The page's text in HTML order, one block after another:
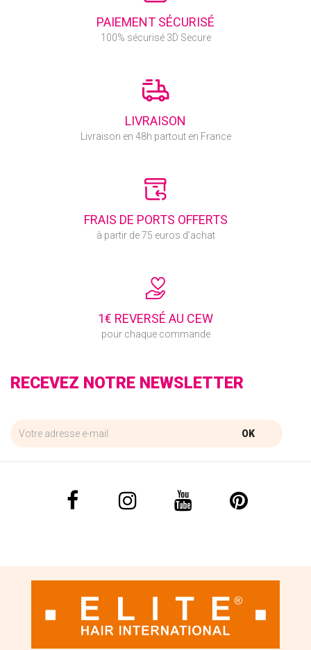
PAIEMENT SÉCURISÉ
100% sécurisé 3D Secure
LIVRAISON
Livraison en 48h partout en France
FRAIS DE PORTS OFFERTS
à partir de 75 euros d’achat
1€ REVERSÉ AU CEW
pour chaque commande
RECEVEZ NOTRE NEWSLETTER
OK